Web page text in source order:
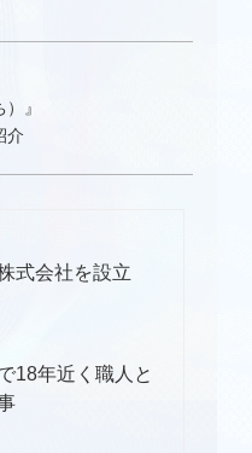
』
介
式会社を設立
18年近く職人と